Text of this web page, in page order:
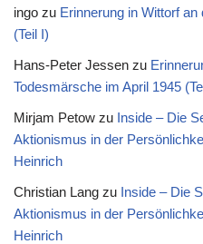
ingo zu Erinnerung in Wittorf
(Teil I)
Hans-Peter Jessen zu
Todesmärsche im April 1945
Mirjam Petow zu Inside – Die
Aktionismus in der
Heinrich
Christian Lang zu Inside – Die
Aktionismus in der
Heinrich